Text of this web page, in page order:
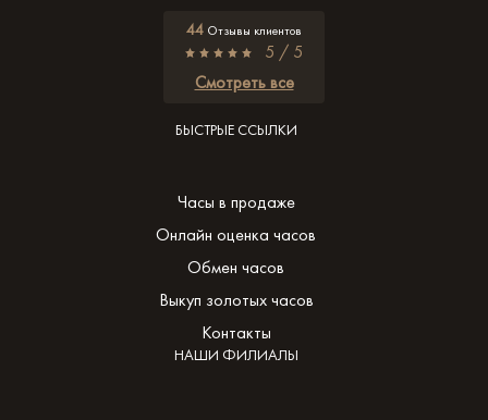
44 Отзывы клиентов
5 / 5
Смотреть все
БЫСТРЫЕ ССЫЛКИ
Часы в продаже
Онлайн оценка часов
Обмен часов
Выкуп золотых часов
Контакты
НАШИ ФИЛИАЛЫ